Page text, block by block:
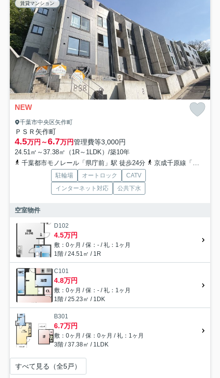
賃貸マンション
NEW
千葉市中央区矢作町
ＰＳＲ矢作町
4.5万円～6.7万円管理費等3,000円
24.51㎡～37.38㎡（1R～1LDK）/築10年
千葉都市モノレール「県庁前」駅 徒歩24分
京成千原線「千葉寺」駅 徒歩23分
駐輪場 オートロック
CATV
インターネット対応
公共下水
空室物件
D102
4.5万円
敷：0ヶ月 / 保：- / 礼：1ヶ月
1階 / 24.51㎡ / 1R
C101
4.8万円
敷：0ヶ月 / 保：- / 礼：1ヶ月
1階 / 25.23㎡ / 1DK
B301
6.7万円
敷：0ヶ月 / 保：0ヶ月 / 礼：1ヶ月
3階 / 37.38㎡ / 1LDK
すべて見る（全5戸）